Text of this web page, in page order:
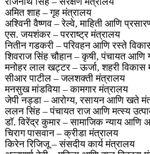
अमित शाह – गृह मंत्रालय
अश्विनी वैष्णव – रेल्वे, माहिती आणि
एस. जयशंकर – परराष्ट्र मंत्रालय
नितीन गडकरी – परिवहन आणि रस्ते
शिवराज सिंह चौहान – कृषी, पंचायत आणि
मनोहर लाल खट्टर – ऊर्जा, शहरी विकास
सीआर पाटील – जलशक्ती मंत्रालय
मनसुख मांडविया – कामगार मंत्रालय
जेपी नड्डा – आरोग्य, रसायन आणि खते
ललन सिंह – पंचायत राज आणि मत्स्य
डॉ. विरेंद्र कुमार – सामाजिक न्याय आणि
चिराग पासवान – क्रीडा मंत्रालय
किरेन रिजिजू – संसदीय कार्य मंत्रालय